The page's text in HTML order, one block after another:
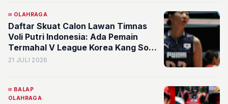
OLAHRAGA
Daftar Skuat Calon Lawan Timnas
Voli Putri Indonesia: Ada Pemain
Termahal V League Korea Kang So-
hwi
21 JULI 2026
BALAP
OLAHRAGA